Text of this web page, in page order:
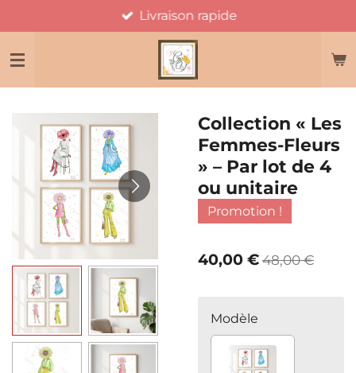
au
contenu
Livraison rapide
Collection « Les
Femmes-Fleurs
» – Par lot de 4
ou unitaire
Promotion !
40,00 €48,00 €
Modèle